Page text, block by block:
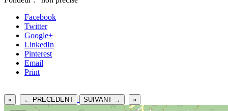
Facebook
Twitter
Google+
LinkedIn
Pinterest
Email
Print
« ← PRECEDENT SUIVANT → »